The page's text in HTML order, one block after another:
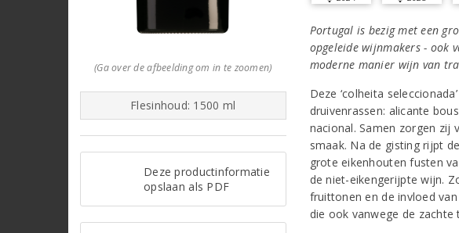
(Ga over de afbeelding om in te zoomen)
Flesinhoud: 1500 ml
Deze productinformatie
opslaan als PDF
Portugal is bezig met een
opgeleide wijnmakers - ook
moderne manier wijn van
Deze ‘colheita
druivenrassen: alicante
nacional. Samen zorgen zij
smaak. Na de gisting rijpt
grote eikenhouten fusten
de niet-eikengerijpte wijn.
fruittonen en de invloed
die ook vanwege de zachte